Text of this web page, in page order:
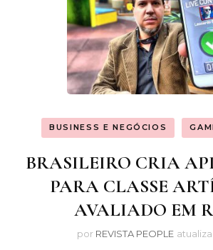
BUSINESS E NEGÓCIOS
BRASILEIRO CRIA
PARA CLASSE
AVALIADO EM
por REVISTA PEOPLE